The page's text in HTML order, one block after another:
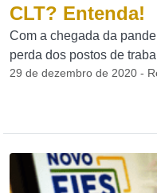
CLT? Entenda!
Com a chegada da
perda dos postos de
29 de dezembro de 2020 -